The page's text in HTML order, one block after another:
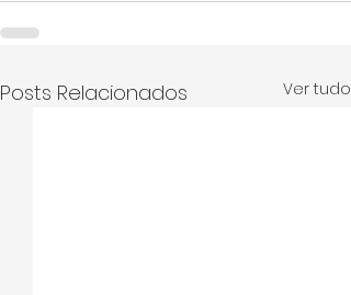
Posts Relacionados Ver tudo